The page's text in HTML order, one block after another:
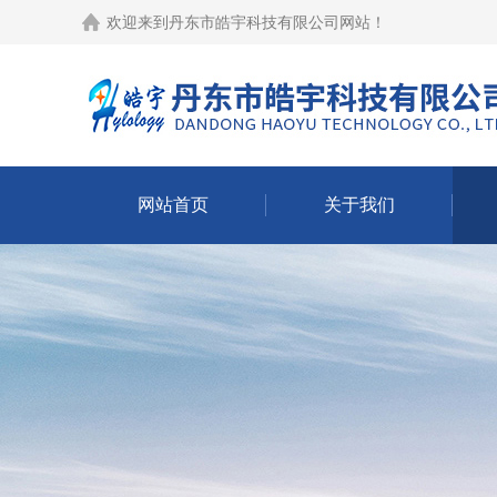
欢迎来到 丹东市皓宇科技有限公司网站 ！
网站首页 关于我们